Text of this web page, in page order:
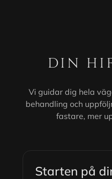
DIN
Vi guidar dig hela
behandling och
fastare, mer
Starten på